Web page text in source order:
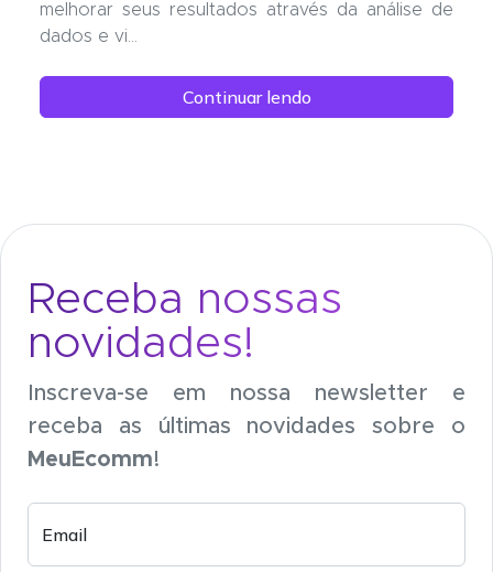
melhorar seus resultados através da análise de
dados e vi...
Continuar lendo
Receba nossas
novidades!
Inscreva-se em nossa newsletter e
receba as últimas novidades sobre o
MeuEcomm!
Email